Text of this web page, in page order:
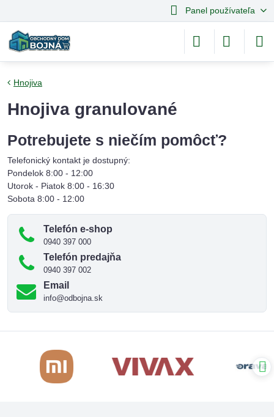
Panel používateľa
Hnojiva
Hnojiva granulované
Potrebujete s niečím pomôcť?
Telefonický kontakt je dostupný:
Pondelok 8:00 - 12:00
Utorok - Piatok 8:00 - 16:30
Sobota 8:00 - 12:00
Telefón e-shop
0940 397 000
Telefón predajňa
0940 397 002
Email
info@odbojna.sk